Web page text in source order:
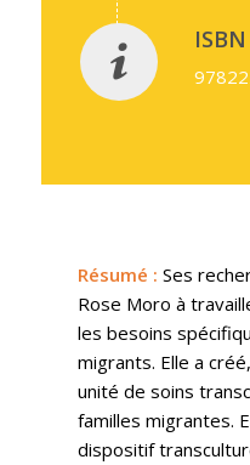
ISBN
Résumé : Ses
Rose Moro à
les besoins
migrants. Elle a
unité de soins
familles migrantes.
dispositif